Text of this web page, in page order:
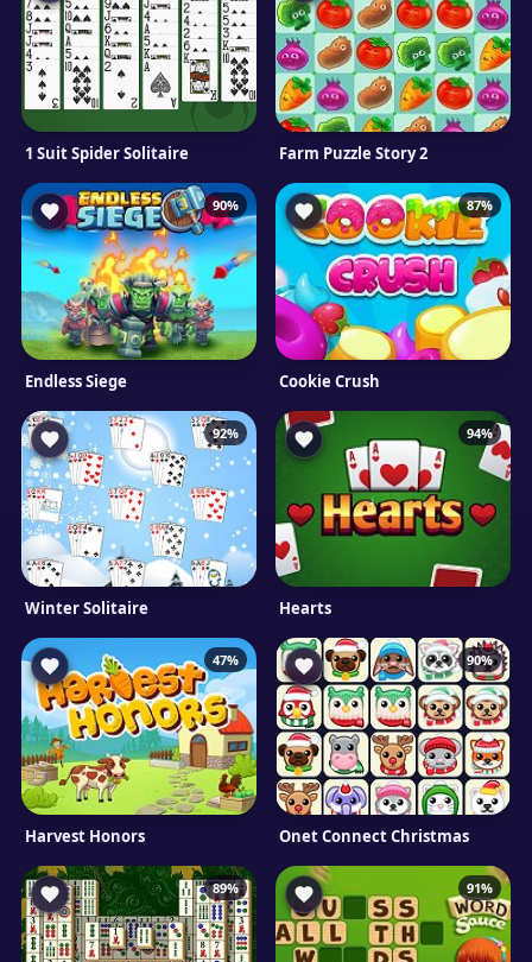
1 Suit Spider Solitaire Farm Puzzle Story 2
90%
Endless Siege
87%
Cookie Crush
92%
Winter Solitaire
94%
Hearts
47%
Harvest Honors
90%
Onet Connect Christmas
89% 91%